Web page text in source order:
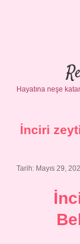
Hayatına neşe
İnciri
Tarih: Mayıs 29,